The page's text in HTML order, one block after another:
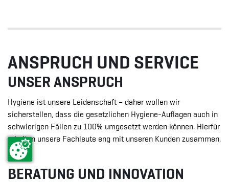
ANSPRUCH UND SERVICE
UNSER ANSPRUCH
Hygiene ist unsere Leidenschaft – daher wollen wir
sicherstellen, dass die gesetzlichen Hygiene-Auflagen auch in
schwierigen Fällen zu 100% umgesetzt werden können. Hierfür
arbeiten unsere Fachleute eng mit unseren Kunden zusammen.
BERATUNG UND INNOVATION